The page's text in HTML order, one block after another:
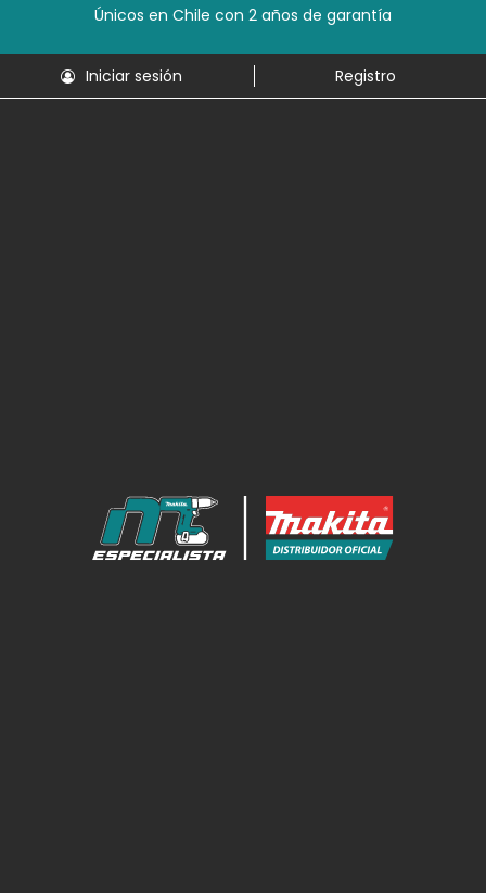
Únicos en Chile con 2 años de garantía
Iniciar sesión Registro